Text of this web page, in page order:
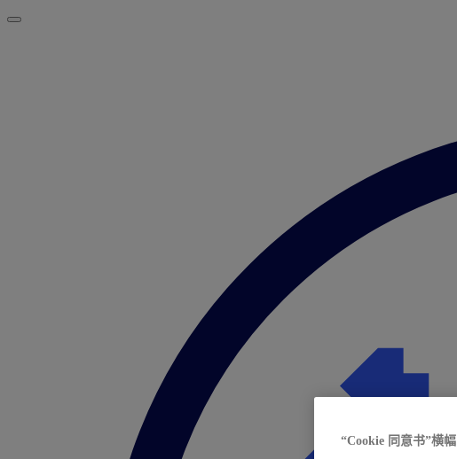
“Cookie 同意书”横幅